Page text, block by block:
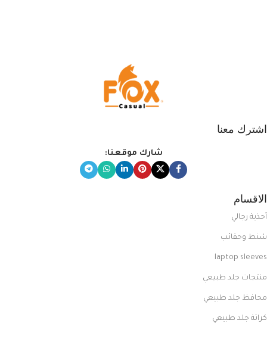
اشترك معنا
شارك موقعنا:
الاقسام
أحذية رجالي
شنط وحقائب
laptop sleeves
منتجات جلد طبيعي
محافظ جلد طبيعي
كراتة جلد طبيعي